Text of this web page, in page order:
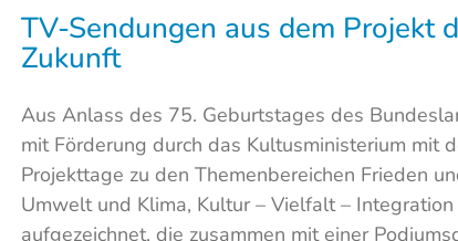
TV-Sendungen aus dem Projekt
Zukunft
Aus Anlass des 75. Geburtstages des
mit Förderung durch das Kultusministerium mit
Projekttage zu den Themenbereichen Frieden
Umwelt und Klima, Kultur – Vielfalt –
aufgezeichnet, die zusammen mit einer